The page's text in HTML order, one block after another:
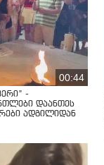
00:44
-
დაანთეს
ადგილიდან